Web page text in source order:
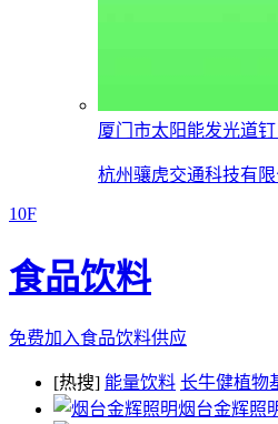
厦门市太阳能发光道
杭州骧虎交通科技有限
10F
食品饮料
免费加入食品饮料供应
[热搜] 能量饮料 长牛健植物
烟台金辉照